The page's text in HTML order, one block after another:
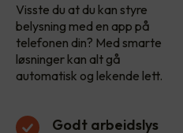
Visste du at du kan styre
belysning med en app på
telefonen din? Med smarte
løsninger kan alt gå
automatisk og lekende lett.
Godt arbeidslys